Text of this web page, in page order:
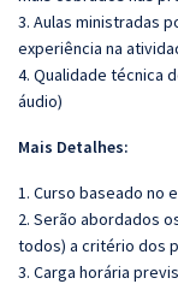
3. Aulas ministradas
experiência na
4. Qualidade técnica
áudio)
Mais Detalhes:
1. Curso baseado no
2. Serão abordados
todos) a critério dos
3. Carga horária